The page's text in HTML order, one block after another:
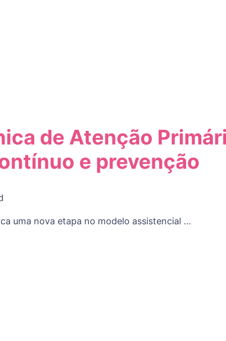
de Atenção
e prevenção
uma nova etapa no modelo assistencial …